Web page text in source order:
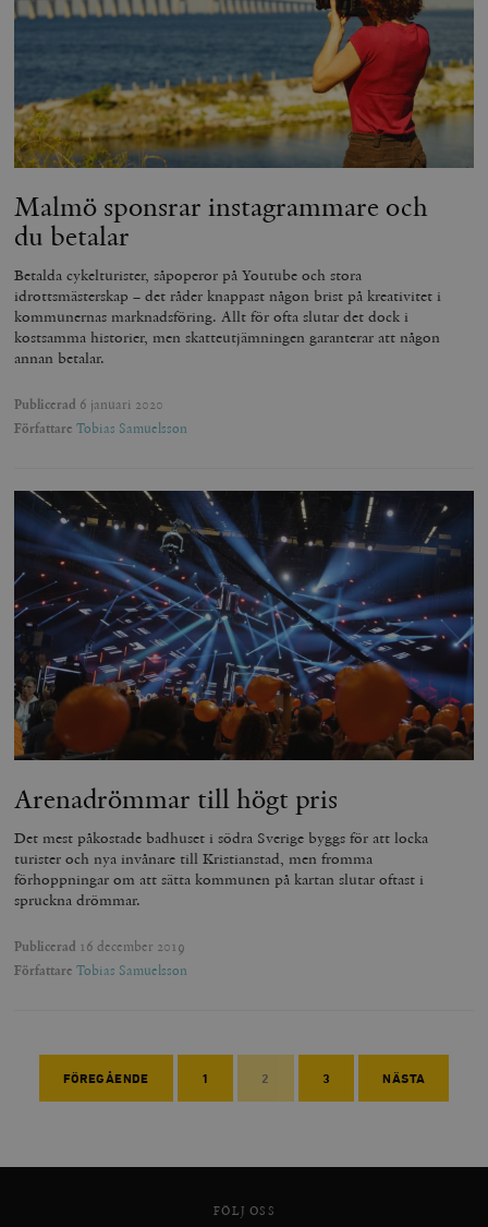
Malmö sponsrar instagrammare och
du betalar
Betalda cykelturister, såpoperor på Youtube och stora
idrottsmästerskap – det råder knappast någon brist på kreativitet i
kommunernas marknadsföring. Allt för ofta slutar det dock i
kostsamma historier, men skatteutjämningen garanterar att någon
annan betalar.
Publicerad 6 januari 2020
Författare Tobias Samuelsson
Arenadrömmar till högt pris
Det mest påkostade badhuset i södra Sverige byggs för att locka
turister och nya invånare till Kristianstad, men fromma
förhoppningar om att sätta kommunen på kartan slutar oftast i
spruckna drömmar.
Publicerad 16 december 2019
Författare Tobias Samuelsson
FÖREGÅENDE 1 2 3 NÄSTA
FÖLJ OSS